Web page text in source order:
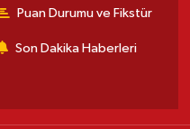
Puan Durumu ve Fikstür
Son Dakika Haberleri